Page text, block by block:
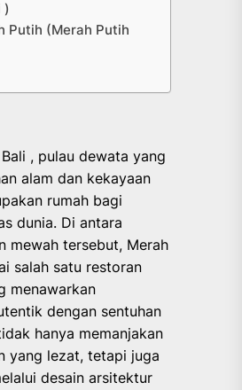
)
Putih (Merah Putih
, pulau dewata yang
alam dan kekayaan
rumah bagi
dunia. Di antara
mewah tersebut, Merah
salah satu restoran
menawarkan
dengan sentuhan
hanya memanjakan
yang lezat, tetapi juga
desain arsitektur